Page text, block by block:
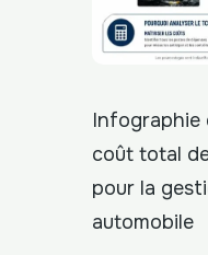
Infographie
coût total
pour la
automobile